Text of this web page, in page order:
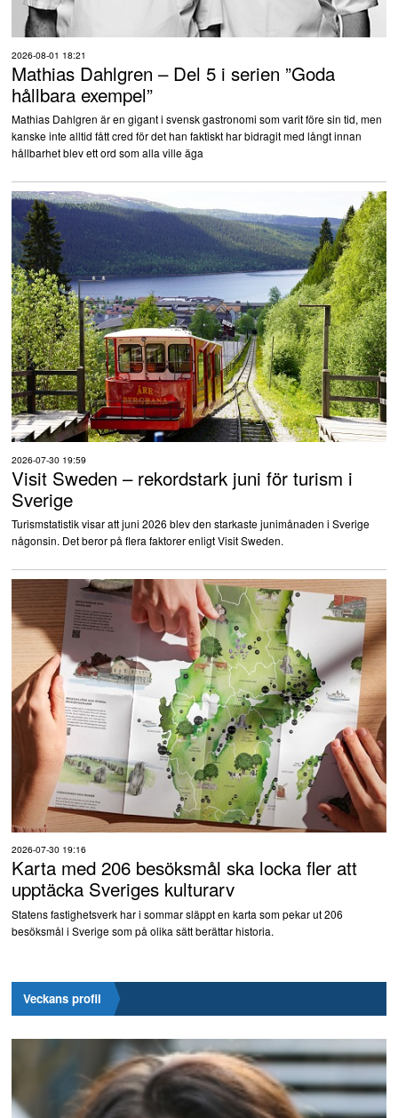
2026-08-01 18:21
Mathias Dahlgren – Del 5 i serien ”Goda
hållbara exempel”
Mathias Dahlgren är en gigant i svensk gastronomi som varit före sin tid, men
kanske inte alltid fått cred för det han faktiskt har bidragit med långt innan
hållbarhet blev ett ord som alla ville äga
2026-07-30 19:59
Visit Sweden – rekordstark juni för turism i
Sverige
Turismstatistik visar att juni 2026 blev den starkaste junimånaden i Sverige
någonsin. Det beror på flera faktorer enligt Visit Sweden.
2026-07-30 19:16
Karta med 206 besöksmål ska locka fler att
upptäcka Sveriges kulturarv
Statens fastighetsverk har i sommar släppt en karta som pekar ut 206
besöksmål i Sverige som på olika sätt berättar historia.
Veckans profil